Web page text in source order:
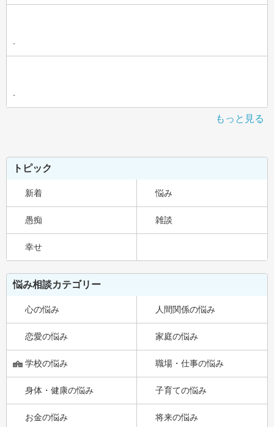
-
-
もっと見る
トピック
新着 悩み
愚痴 雑談
幸せ
悩み相談カテゴリー
心の悩み 人間関係の悩み
恋愛の悩み 家庭の悩み
学校の悩み 職場・仕事の悩み
身体・健康の悩み 子育ての悩み
お金の悩み 将来の悩み